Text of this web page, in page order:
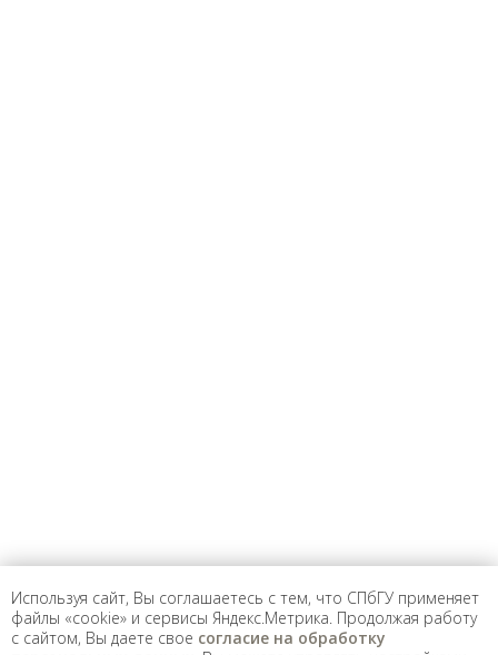
Политика СПбГУ в отношении обработки
персональных данных
Saint Petersburg State University© 2026
Санкт-Петербургский государственный университет©
Используя сайт, Вы соглашаетесь с тем, что СПбГУ применяет
файлы «cookie» и сервисы Яндекс.Метрика. Продолжая работу
с сайтом, Вы даете свое согласие на обработку